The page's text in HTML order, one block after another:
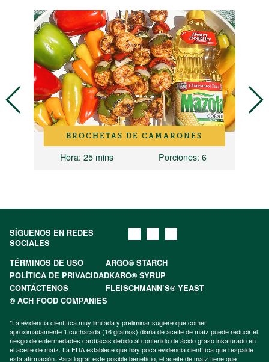
BROCHETAS DE CAMARONES
Hora: 25 mins Porciones: 6
SÍGUENOS EN REDES
SOCIALES
TÉRMINOS DE USO
ARGO® STARCH
POLÍTICA DE PRIVACIDADKARO® SYRUP
CONTÁCTENOS
FLEISCHMANN’S® YEAST
© ACH FOOD COMPANIES
*La evidencia científica muy limitada y preliminar sugiere que comer
aproximadamente 1 cucharada (16 gramos) diaria de aceite de maíz puede reducir el
riesgo de enfermedades cardíacas debido al contenido de ácido graso insaturado en
el aceite de maíz. La FDA establece que hay poca evidencia científica que respalde
esta afirmación. Para lograr este posible beneficio, el aceite de maíz tiene que